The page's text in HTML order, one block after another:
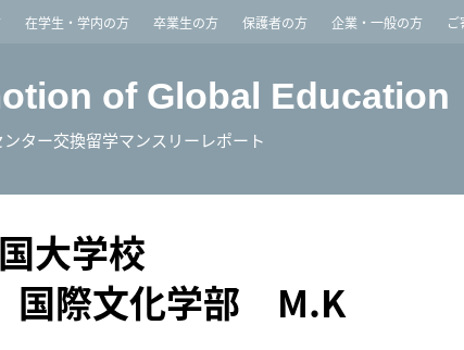
在学生・学内の方 卒業生の方 保護者の方 企業・一般の方
of Global Education
ター交換留学マンスリーレポート
大学校
際文化学部 M.K